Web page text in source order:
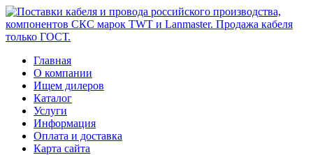
Главная
О компании
Ищем дилеров
Каталог
Услуги
Информация
Оплата и доставка
Карта сайта